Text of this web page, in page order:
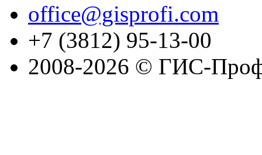
office@gisprofi.com
+7 (3812) 95-13-00
2008-2026 © ГИС-